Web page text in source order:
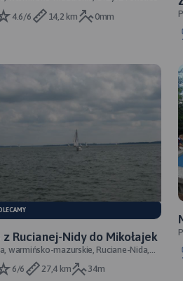
4.6/6
14,2 km 0mm
z Rucianej-Nidy do Mikołajek
warmińsko-mazurskie, Ruciane-Nida,
6/6
27,4 km 34m